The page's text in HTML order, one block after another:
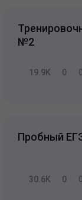
№2
19.9K 0
Пробный
30.6K 0